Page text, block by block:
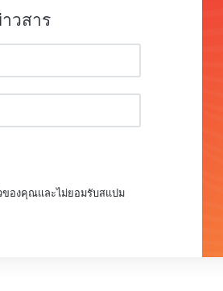
วสาร
ของคุณและไม่ยอมรับสแปม